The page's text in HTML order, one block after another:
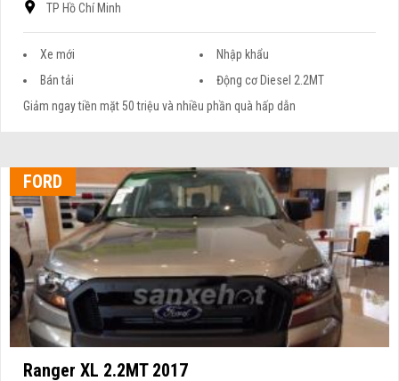
TP Hồ Chí Minh
Xe mới
Nhập khẩu
Bán tải
Động cơ Diesel 2.2MT
Giảm ngay tiền mặt 50 triệu và nhiều phần quà hấp dẫn
FORD
Ranger XL 2.2MT 2017